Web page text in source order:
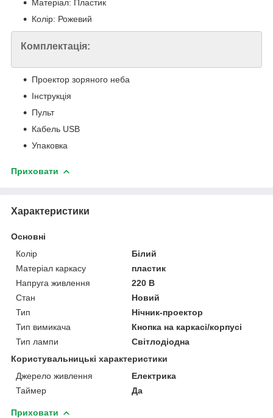
Матеріал: Пластик
Колір: Рожевий
Комплектація:
Проектор зоряного неба
Інструкція
Пульт
Кабель USB
Упаковка
Приховати
Характеристики
Основні
Колір
Білий
Матеріал каркасу
пластик
Напруга живлення
220 В
Стан
Новий
Тип
Нічник-проектор
Тип вимикача
Кнопка на каркасі/корпусі
Тип лампи
Світлодіодна
Користувальницькі характеристики
Джерело живлення
Електрика
Таймер
Да
Приховати